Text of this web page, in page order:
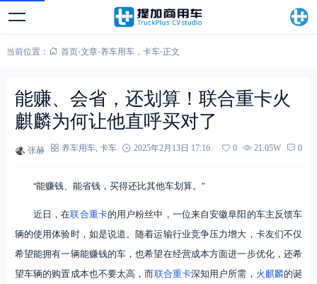
当前位置： 首页-文章-养车用车， 卡车-正文
能赚、会省，还划算！联合重卡火
麒麟为何让他直呼买对了
张赫 养车用车, 卡车 2025年2月13日 17:16 0 21.05W 0
“能赚钱、能省钱，买得还比其他车划算。”
近日，在联合重卡的用户粉丝中，一位来自安徽阜阳的车主反馈车
辆的使用体验时，如是说道。随着运输行业竞争压力增大，卡友们不仅
希望能拥有一辆能赚钱的车，也希望在经营成本方面进一步优化，还希
望车辆的购置成本也不要太高，而联合重卡深知用户所需， 火麒麟的诞